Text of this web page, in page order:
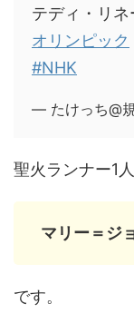
テディ・リネ
オリンピック
#NHK
— たけっち@
聖火ランナー1人
マリー＝ジ
です。